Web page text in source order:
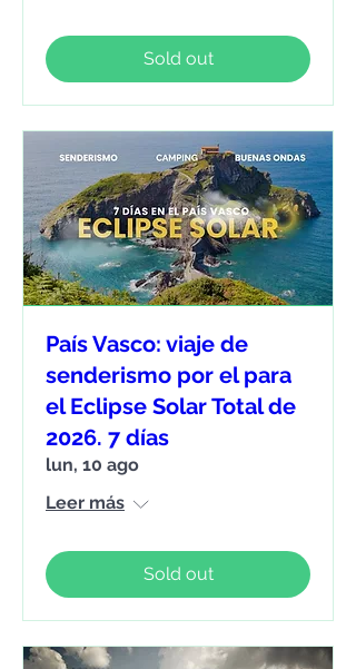
Sold out
País Vasco: viaje de
senderismo por el para
el Eclipse Solar Total de
2026. 7 días
lun, 10 ago
Leer más
Sold out